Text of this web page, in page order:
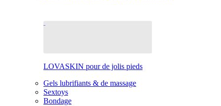
LOVASKIN pour de jolis pieds
Gels lubrifiants & de massage
Sextoys
Bondage